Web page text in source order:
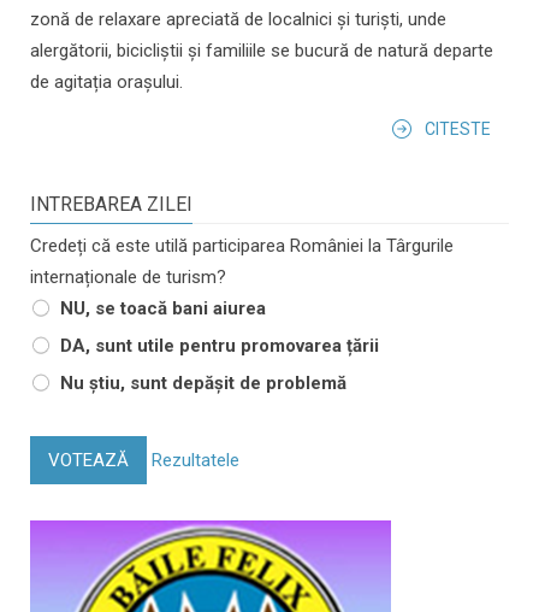
zonă de relaxare apreciată de localnici și turiști, unde
alergătorii, bicicliștii și familiile se bucură de natură departe
de agitația orașului.
CITESTE
INTREBAREA ZILEI
Credeți că este utilă participarea României la Târgurile
internaționale de turism?
NU, se toacă bani aiurea
DA, sunt utile pentru promovarea țării
Nu știu, sunt depășit de problemă
VOTEAZĂ Rezultatele